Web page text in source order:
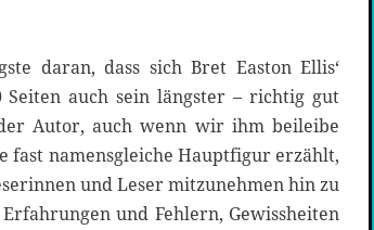
daran, dass sich Bret Easton Ellis‘
auch sein längster – richtig gut
Autor, auch wenn wir ihm beileibe
fast namensgleiche Hauptfigur erzählt,
und Leser mitzunehmen hin zu
und Fehlern, Gewissheiten